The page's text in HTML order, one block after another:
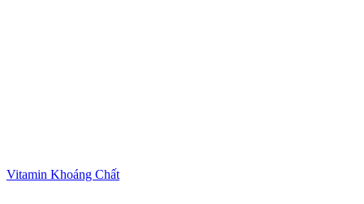
Vitamin Khoáng Chất